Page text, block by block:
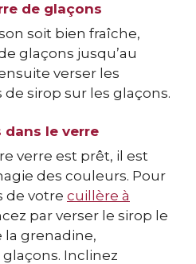
de glaçons
soit bien fraîche,
glaçons jusqu’au
verser les
sirop sur les glaçons.
dans le verre
verre est prêt, il est
des couleurs. Pour
de votre cuillère à
par verser le sirop le
grenadine,
Inclinez